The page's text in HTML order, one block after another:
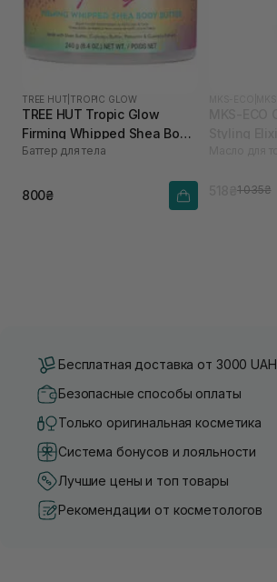
TREE HUT TROPIC GLOW
TREE HUT Tropic Glow
Firming Whipped Shea Body
Butter 240 г
Баттер для тела
800₴ 1 035₴
Бесплатная доставка от 3000 UAH
Безопасные способы оплаты
Только оригинальная косметика
Система бонусов и лояльности
Лучшие цены и топ товары
Рекомендации от косметологов